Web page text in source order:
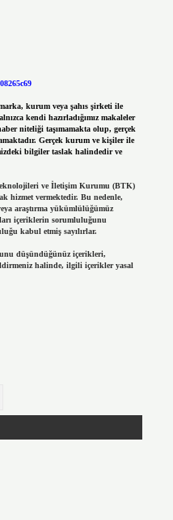
kurum veya şahıs şirketi ile
kendi hazırladığımız makaleler
niteliği taşımamakta olup, gerçek
Gerçek kurum ve kişiler ile
bilgiler taslak halindedir ve
ve İletişim Kurumu (BTK)
hizmet vermektedir. Bu nedenle,
araştırma yükümlülüğümüz
içeriklerin sorumluluğunu
kabul etmiş sayılırlar.
düşündüğünüz içerikleri,
halinde, ilgili içerikler yasal